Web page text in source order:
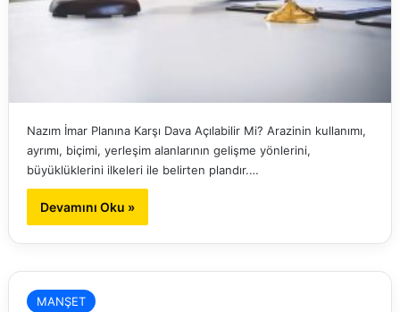
Nazım İmar Planına Karşı Dava Açılabilir Mi? Arazinin kullanımı,
ayrımı, biçimi, yerleşim alanlarının gelişme yönlerini,
büyüklüklerini ilkeleri ile belirten plandır.…
Devamını Oku »
MANŞET